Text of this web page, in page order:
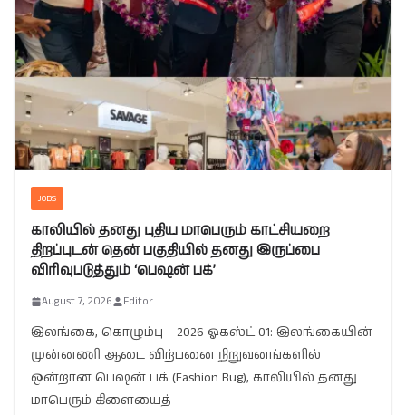
JOBS
காலியில் தனது புதிய மாபெரும் காட்சியறை
திறப்புடன் தென் பகுதியில் தனது இருப்பை
விரிவுபடுத்தும் ‘பெஷன் பக்’
August 7, 2026 Editor
இலங்கை, கொழும்பு – 2026 ஓகஸ்ட் 01: இலங்கையின்
முன்னணி ஆடை விற்பனை நிறுவனங்களில்
ஒன்றான பெஷன் பக் (Fashion Bug), காலியில் தனது
மாபெரும் கிளையைத்